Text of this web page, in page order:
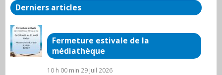
Derniers articles
Fermeture estivale de la
médiathèque
10 h 00 min 29 Juil 2026